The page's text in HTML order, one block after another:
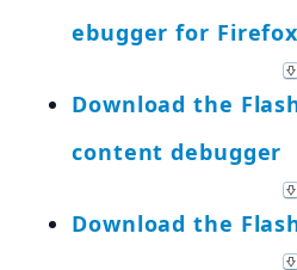
ebugger for
Download the
content debugger
Download the